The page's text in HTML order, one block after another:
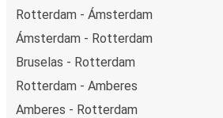
Rotterdam - Ámsterdam
Ámsterdam - Rotterdam
Bruselas - Rotterdam
Rotterdam - Amberes
Amberes - Rotterdam